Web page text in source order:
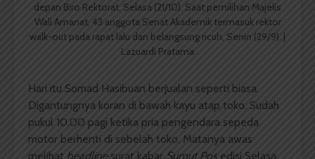
depan Biro Rektorat, Selasa (21/10). Saat pemilihan Majelis
Wali Amanat, 43 anggota Senat Akademik termasuk rektor
walk-out pada rapat lalu dan belangsung ricuh, Senin (29/9). |
Lazuardi Pratama
Hari itu Somad Hasibuan berjualan seperti biasa.
Digantungnya koran di bawah kayu atap toko. Sudah
pukul 10.00 pagi ketika pria pengendara sepeda
motor berhenti di sebelah toko. Matanya awas
melihat headlinesurat kabar Sumut Pos edisi Selasa,